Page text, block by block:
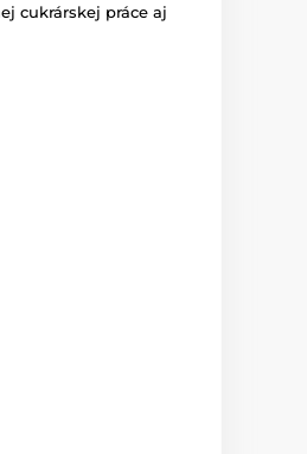
cukrárskej práce aj